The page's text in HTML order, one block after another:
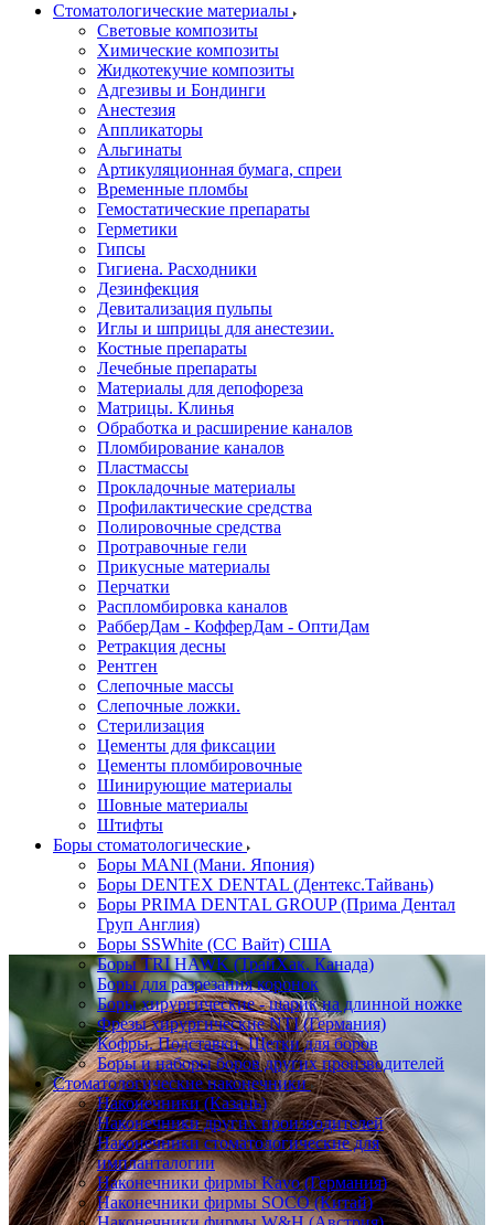
Стоматологические материалы
Световые композиты
Химические композиты
Жидкотекучие композиты
Адгезивы и Бондинги
Анестезия
Аппликаторы
Альгинаты
Артикуляционная бумага, спреи
Временные пломбы
Гемостатические препараты
Герметики
Гипсы
Гигиена. Расходники
Дезинфекция
Девитализация пульпы
Иглы и шприцы для анестезии.
Костные препараты
Лечебные препараты
Материалы для депофореза
Матрицы. Клинья
Обработка и расширение каналов
Пломбирование каналов
Пластмассы
Прокладочные материалы
Профилактические средства
Полировочные средства
Протравочные гели
Прикусные материалы
Перчатки
Распломбировка каналов
РабберДам - КофферДам - ОптиДам
Ретракция десны
Рентген
Слепочные массы
Слепочные ложки.
Стерилизация
Цементы для фиксации
Цементы пломбировочные
Шинирующие материалы
Шовные материалы
Штифты
Боры стоматологические
Боры MANI (Мани. Япония)
Боры DENTEX DENTAL (Дентекс.Тайвань)
Боры PRIMA DENTAL GROUP (Прима Дентал
Груп Англия)
Боры SSWhite (СС Вайт) США
Боры TRI HAWK (ТрайХак. Канада)
Боры для разрезания коронок
Боры хирургические - шарик на длинной ножке
Фрезы хирургические NTI (Германия)
Кофры. Подставки. Щетки для боров
Боры и наборы боров других производителей
Стоматологические наконечники
Наконечники (Казань)
Наконечники других производителей
Наконечники стоматологические для
импланталогии
Наконечники фирмы Kavo (Германия)
Наконечники фирмы SOCO (Китай)